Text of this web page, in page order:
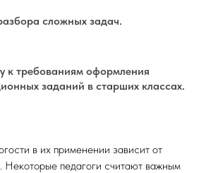
сложных задач.
к требованиям оформления
заданий в старших классах.
в их применении зависит от
Некоторые педагоги считают важным